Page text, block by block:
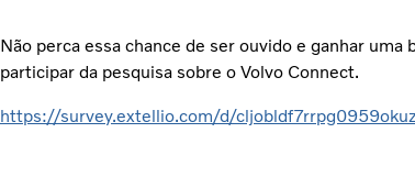
Não perca essa chance de ser ouvido e ganhar
participar da pesquisa sobre o Volvo Connect.
https://survey.extellio.com/d/